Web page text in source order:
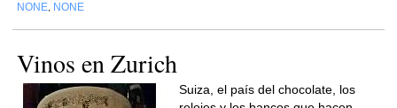
NONE NONE
Vinos en Zurich
Suiza, el país del chocolate, los